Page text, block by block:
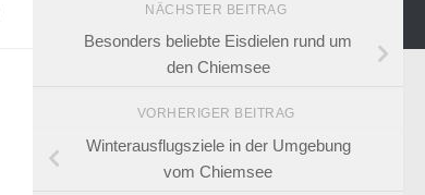
NÄCHSTER BEITRAG
Besonders beliebte Eisdielen rund um
den Chiemsee
VORHERIGER BEITRAG
Winterausflugsziele in der Umgebung
vom Chiemsee